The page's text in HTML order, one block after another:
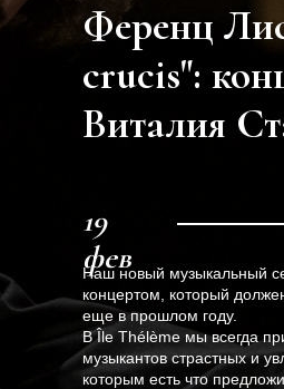
Ференц
crucis":
Виталия
Наш новый музыкальный
концертом, который
еще в прошлом году.
В Île Thélème мы всегда
музыкантов страстных и
которым есть что
19
фев